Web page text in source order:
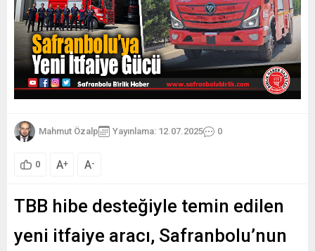
Mahmut Özalp Yayınlama: 12.07.2025 0
0 A+ A-
TBB hibe desteğiyle temin edilen
yeni itfaiye aracı, Safranbolu’nun